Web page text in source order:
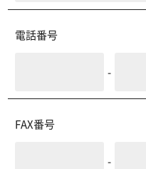
電話番号
-
FAX番号
-